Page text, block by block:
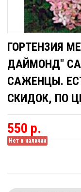
ГОРТЕНЗИЯ
ДАЙМОНД"
САЖЕНЦЫ.
СКИДОК, ПО
550 р.
Нет в наличии